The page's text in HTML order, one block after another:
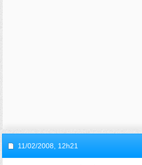
11/02/2008, 12h21